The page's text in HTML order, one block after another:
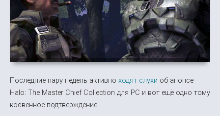
Последние пару недель активно ходят слухи об анонсе
Halo: The Master Chief Collection для PC и вот ещё одно тому
косвенное подтверждение.